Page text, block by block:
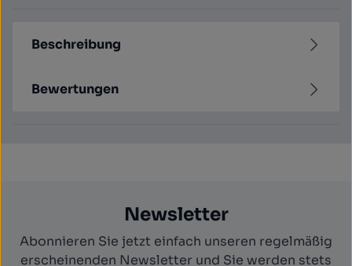
Beschreibung
Bewertungen
Newsletter
Abonnieren Sie jetzt einfach unseren regelmäßig
erscheinenden Newsletter und Sie werden stets